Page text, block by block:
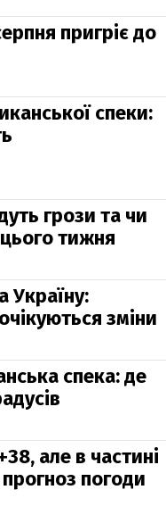
пригріє до
спеки:
грози та чи
тижня
Україну:
зміни
спека: де
але в частині
погоди